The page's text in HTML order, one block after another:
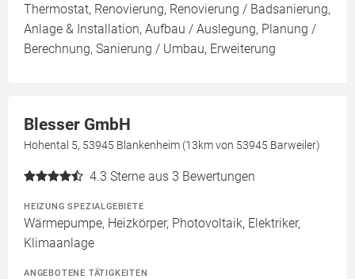
Thermostat, Renovierung, Renovierung / Badsanierung,
Anlage & Installation, Aufbau / Auslegung, Planung /
Berechnung, Sanierung / Umbau, Erweiterung
Blesser GmbH
Hohental 5, 53945 Blankenheim (13km von 53945 Barweiler)
4.3 Sterne aus 3 Bewertungen
HEIZUNG SPEZIALGEBIETE
Wärmepumpe, Heizkörper, Photovoltaik, Elektriker,
Klimaanlage
ANGEBOTENE TÄTIGKEITEN